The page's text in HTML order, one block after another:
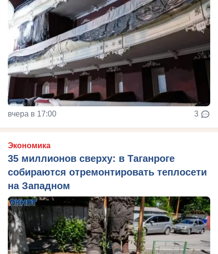
вчера в 17:00 3
Экономика
35 миллионов сверху: в Таганроге
собираются отремонтировать теплосети
на Западном